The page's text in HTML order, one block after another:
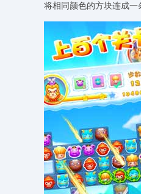
将相同颜色的方块连成一